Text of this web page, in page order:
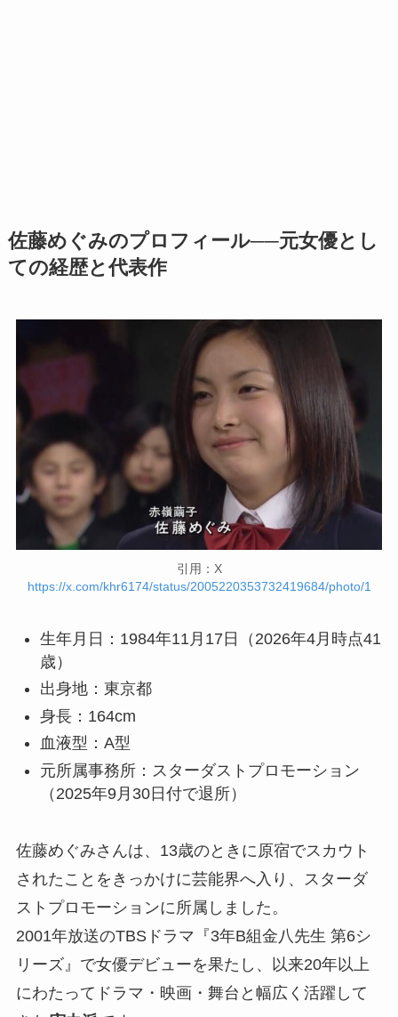
佐藤めぐみのプロフィール──元女優とし
ての経歴と代表作
引用：X
https://x.com/khr6174/status/2005220353732419684/photo/1
生年月日：1984年11月17日（2026年4月時点41
歳）
出身地：東京都
身長：164cm
血液型：A型
元所属事務所：スターダストプロモーション
（2025年9月30日付で退所）
佐藤めぐみさんは、13歳のときに原宿でスカウト
されたことをきっかけに芸能界へ入り、スターダ
ストプロモーションに所属しました。
2001年放送のTBSドラマ『3年B組金八先生 第6シ
リーズ』で女優デビューを果たし、以来20年以上
にわたってドラマ・映画・舞台と幅広く活躍して